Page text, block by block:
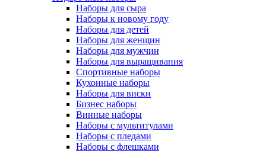
Наборы для сыра
Наборы к новому году
Наборы для детей
Наборы для женщин
Наборы для мужчин
Наборы для выращивания
Спортивные наборы
Кухонные наборы
Наборы для виски
Бизнес наборы
Винные наборы
Наборы с мультитулами
Наборы с пледами
Наборы с флешками